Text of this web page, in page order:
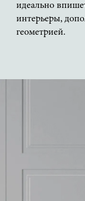
идеально
интерьеры,
геометрией.